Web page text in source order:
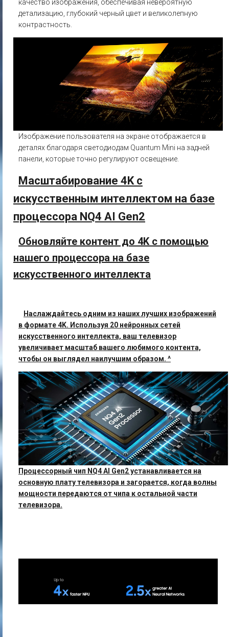
качество изображения, обеспечивая невероятную
детализацию, глубокий черный цвет и великолепную
контрастность.
Изображение пользователя на экране отображается в
деталях благодаря светодиодам Quantum Mini на задней
панели, которые точно регулируют освещение.
Масштабирование 4K с
искусственным интеллектом на базе
процессора NQ4 AI Gen2
Обновляйте контент до 4K с помощью
нашего процессора на базе
искусственного интеллекта
Наслаждайтесь одним из наших лучших изображений
в формате 4K. Используя 20 нейронных сетей
искусственного интеллекта, ваш телевизор
увеличивает масштаб вашего любимого контента,
чтобы он выглядел наилучшим образом. ^
Процессорный чип NQ4 AI Gen2 устанавливается на
основную плату телевизора и загорается, когда волны
мощности передаются от чипа к остальной части
телевизора.